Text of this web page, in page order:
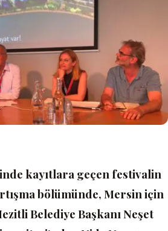
kayıtlara geçen festivalin
bölümünde, Mersin için
Belediye Başkanı Neşet